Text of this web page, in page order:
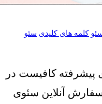
کلمه های کلیدی سئو
پیشرفته کافیست در
آنلاین سئوی